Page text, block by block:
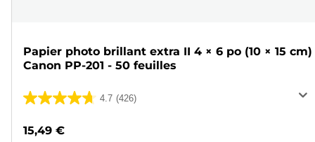
Papier photo brillant extra II 4 × 6 po (10 × 15 cm)
Canon PP-201 - 50 feuilles
4.7 (426)
4.7
15,49 €